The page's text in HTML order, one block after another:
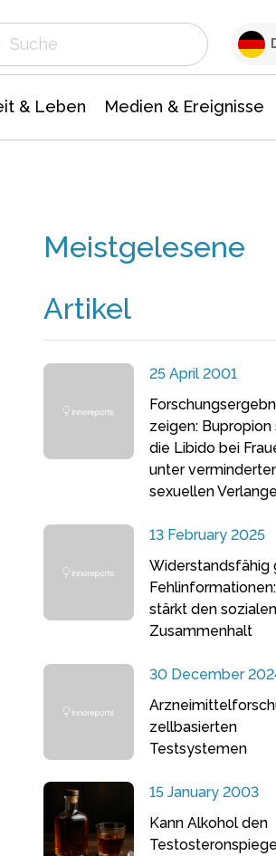
& Leben Medien & Ereignisse
Meistgelesene
Artikel
25 April 2001
zeigen:
die Libido bei
unter
sexuellen
13 February 2025
Widerstandsfähig
stärkt den sozialen
Zusammenhalt
30 December
zellbasierten
Testsystemen
15 January 2003
Kann Alkohol den